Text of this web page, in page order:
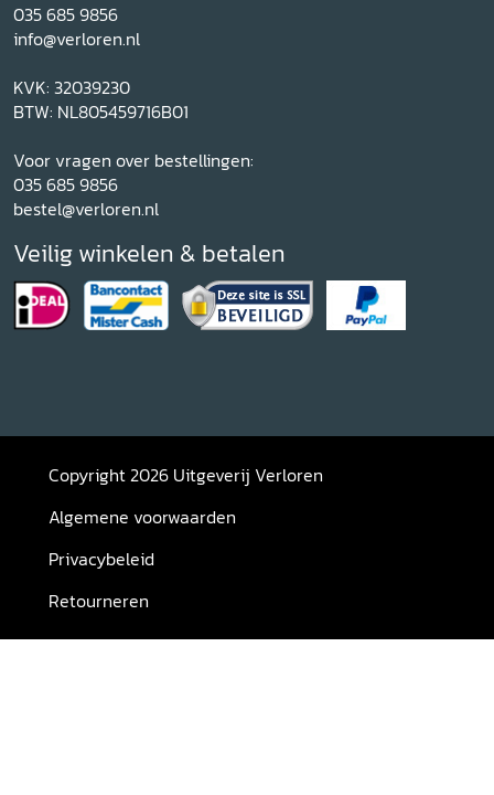
035 685 9856
info@verloren.nl
KVK: 32039230
BTW: NL805459716B01
Voor vragen over bestellingen:
035 685 9856
bestel@verloren.nl
Veilig winkelen & betalen
Copyright 2026 Uitgeverij Verloren
Algemene voorwaarden
Privacybeleid
Retourneren